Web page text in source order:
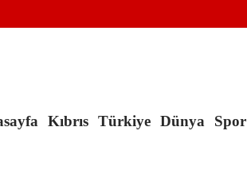
Kıbrıs Türkiye Dünya Spor